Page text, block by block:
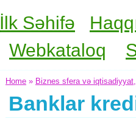
İlk Səhifə
Webkataloq
Home » Biznes sfera və iqtisadiyyat
Banklar